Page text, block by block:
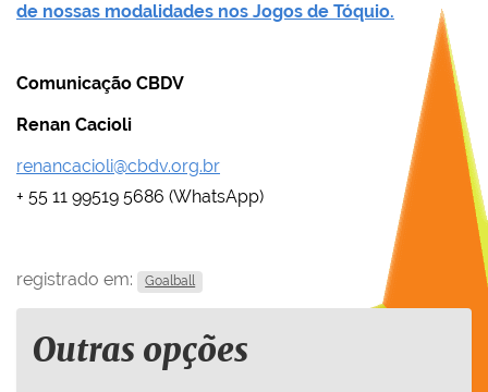
de nossas modalidades nos Jogos de Tóquio.
Comunicação CBDV
Renan Cacioli
renancacioli@cbdv.org.br
+ 55 11 99519 5686 (WhatsApp)
registrado em: Goalball
Outras opções